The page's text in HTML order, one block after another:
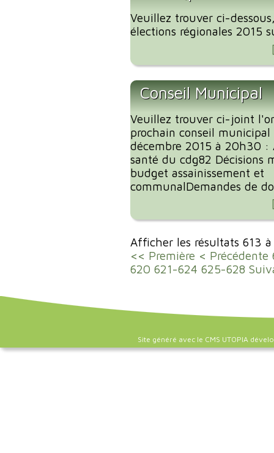
Veuillez trouver ci-
élections régionales 2015
Conseil Municipal
Veuillez trouver ci-joint
prochain conseil
décembre 2015 à 20h30 :
santé du cdg82 Décisions
budget assainissement et
communalDemandes de
Afficher les résultats 613
<< Première < Précédente
620 621-624 625-628
Site généré avec le CMS UTOPIA